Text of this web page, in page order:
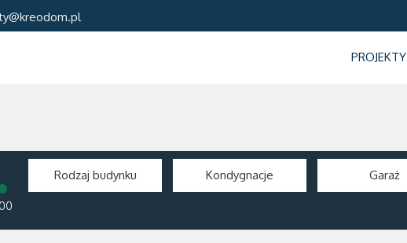
PROJEKTY
Rodzaj budynku Kondygnacje Garaż